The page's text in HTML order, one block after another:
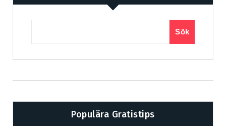
Sök
Populära Gratistips